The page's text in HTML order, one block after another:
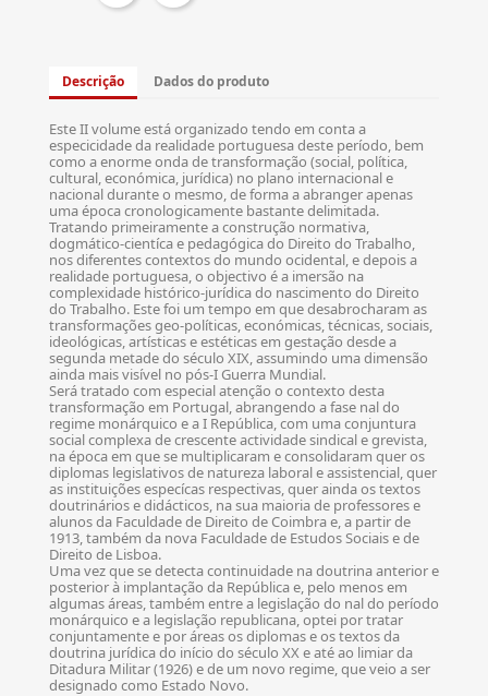
Descrição Dados do produto
Este II volume está organizado tendo em conta a
especicidade da realidade portuguesa deste período, bem
como a enorme onda de transformação (social, política,
cultural, económica, jurídica) no plano internacional e
nacional durante o mesmo, de forma a abranger apenas
uma época cronologicamente bastante delimitada.
Tratando primeiramente a construção normativa,
dogmático-cientíca e pedagógica do Direito do Trabalho,
nos diferentes contextos do mundo ocidental, e depois a
realidade portuguesa, o objectivo é a imersão na
complexidade histórico-jurídica do nascimento do Direito
do Trabalho. Este foi um tempo em que desabrocharam as
transformações geo-políticas, económicas, técnicas, sociais,
ideológicas, artísticas e estéticas em gestação desde a
segunda metade do século XIX, assumindo uma dimensão
ainda mais visível no pós-I Guerra Mundial.
Será tratado com especial atenção o contexto desta
transformação em Portugal, abrangendo a fase nal do
regime monárquico e a I República, com uma conjuntura
social complexa de crescente actividade sindical e grevista,
na época em que se multiplicaram e consolidaram quer os
diplomas legislativos de natureza laboral e assistencial, quer
as instituições especícas respectivas, quer ainda os textos
doutrinários e didácticos, na sua maioria de professores e
alunos da Faculdade de Direito de Coimbra e, a partir de
1913, também da nova Faculdade de Estudos Sociais e de
Direito de Lisboa.
Uma vez que se detecta continuidade na doutrina anterior e
posterior à implantação da República e, pelo menos em
algumas áreas, também entre a legislação do nal do período
monárquico e a legislação republicana, optei por tratar
conjuntamente e por áreas os diplomas e os textos da
doutrina jurídica do início do século XX e até ao limiar da
Ditadura Militar (1926) e de um novo regime, que veio a ser
designado como Estado Novo.